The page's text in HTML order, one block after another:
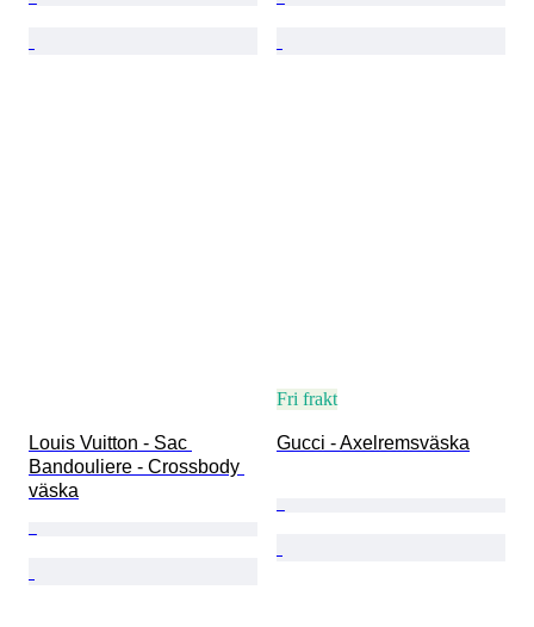
Louis Vuitton - Sac
Bandouliere - Crossbody
väska
Fri frakt
Gucci - Axelremsväska